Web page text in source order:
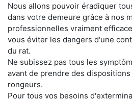
Nous allons pouvoir éradiquer
dans votre demeure grâce à nos
professionnelles vraiment
vous éviter les dangers d'une
du rat.
Ne subissez pas tous les
avant de prendre des
rongeurs.
Pour tous vos besoins